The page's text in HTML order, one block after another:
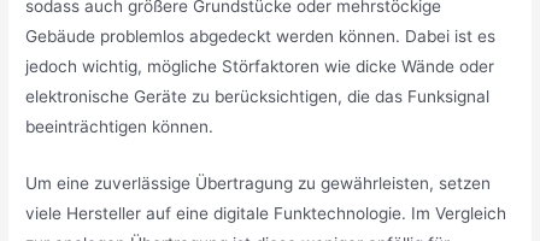
sodass auch größere Grundstücke oder mehrstöckige
Gebäude problemlos abgedeckt werden können. Dabei ist es
jedoch wichtig, mögliche Störfaktoren wie dicke Wände oder
elektronische Geräte zu berücksichtigen, die das Funksignal
beeinträchtigen können.
Um eine zuverlässige Übertragung zu gewährleisten, setzen
viele Hersteller auf eine digitale Funktechnologie. Im Vergleich